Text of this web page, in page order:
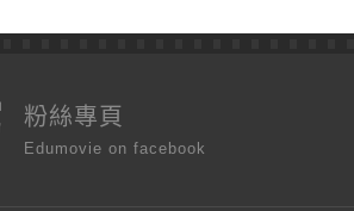
粉絲專頁
Edumovie on facebook